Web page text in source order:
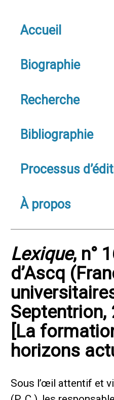
Accueil
Biographie
Recherche
Bibliographie
Processus
À propos
Lexique, n°
d’Ascq
Septentrion,
[La
horizons
Sous l’œil attentif et